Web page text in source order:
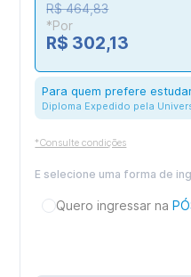
R$ 464,83
*Por
R$ 302,13
Para quem prefere
Diploma Expedido pela
*Consulte condições
E selecione uma forma de
Quero ingressar na